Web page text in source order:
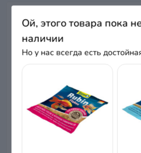
Отзывы
Нет отзывов об этом
Нет отзывов о данном
первым, оставьте
Ой, этого товара пока
наличии
Но у нас всегда есть